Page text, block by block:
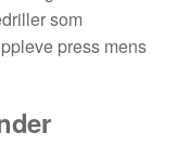
som
press mens